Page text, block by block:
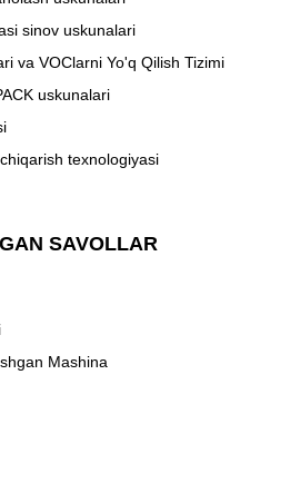
sinov uskunalari
va VOClarni Yo'q Qilish Tizimi
uskunalari
texnologiyasi
SAVOLLAR
Mashina